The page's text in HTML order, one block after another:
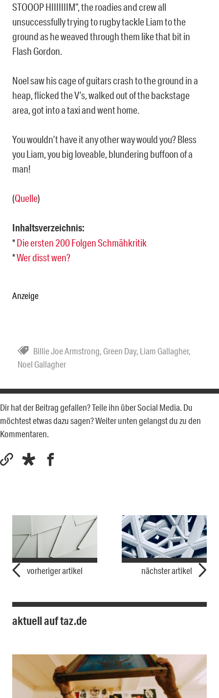
STOOOP HIIIIIIIM“, the roadies and crew all
unsuccessfully trying to rugby tackle Liam to the
ground as he weaved through them like that bit in
Flash Gordon.
Noel saw his cage of guitars crash to the ground in a
heap, flicked the V’s, walked out of the backstage
area, got into a taxi and went home.
You wouldn’t have it any other way would you? Bless
you Liam, you big loveable, blundering buffoon of a
man!
(Quelle)
Inhaltsverzeichnis:
*Die ersten 200 Folgen Schmähkritik
*Wer disst wen?
Anzeige
Billie Joe Armstrong, Green Day, Liam Gallagher,
Noel Gallagher
Dir hat der Beitrag gefallen? Teile ihn über Social Media. Du
möchtest etwas dazu sagen? Weiter unten gelangst du zu den
Kommentaren.
vorheriger artikel nächster artikel
aktuell auf taz.de